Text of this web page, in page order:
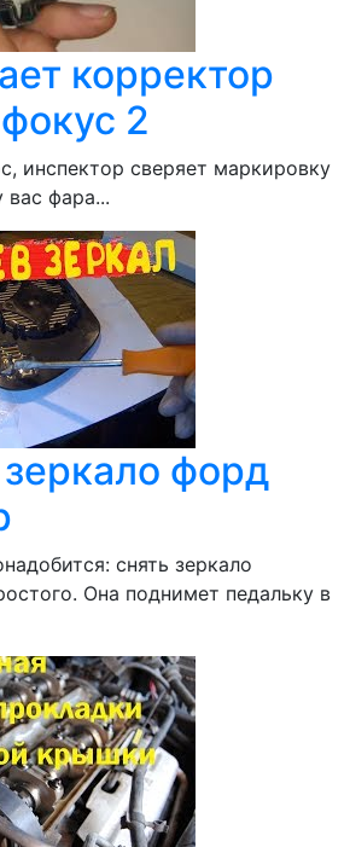
корректор
2
инспектор сверяет маркировку
фара...
форд
снять зеркало
Она поднимет педальку в